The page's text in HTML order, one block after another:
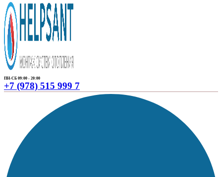
ПН-СБ 09:00 - 20:00
+7 (978) 515 999 7